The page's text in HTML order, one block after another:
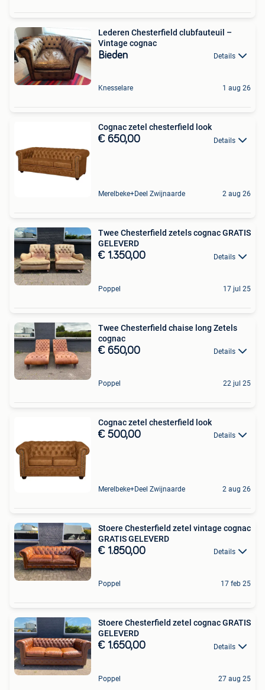
Lederen Chesterfield clubfauteuil –
Vintage cognac
Bieden Details
Knesselare 1 aug 26
Cognac zetel chesterfield look
€ 650,00 Details
Merelbeke+Deel Zwijnaarde 2 aug 26
Twee Chesterfield zetels cognac GRATIS
GELEVERD
€ 1.350,00 Details
Poppel 17 jul 25
Twee Chesterfield chaise long Zetels
cognac
€ 650,00 Details
Poppel 22 jul 25
Cognac zetel chesterfield look
€ 500,00 Details
Merelbeke+Deel Zwijnaarde 2 aug 26
Stoere Chesterfield zetel vintage cognac
GRATIS GELEVERD
€ 1.850,00 Details
Poppel 17 feb 25
Stoere Chesterfield zetel cognac GRATIS
GELEVERD
€ 1.650,00 Details
Poppel 27 aug 25